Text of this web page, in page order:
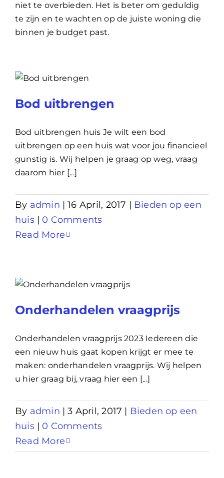
niet te overbieden. Het is beter om geduldig
te zijn en te wachten op de juiste woning die
binnen je budget past.
Bod uitbrengen
Bod uitbrengen huis Je wilt een bod
uitbrengen op een huis wat voor jou financieel
gunstig is. Wij helpen je graag op weg, vraag
daarom hier [...]
By admin | 16 April, 2017 | Bieden op een
huis | 0 Comments
Read More
Onderhandelen vraagprijs
Onderhandelen vraagprijs 2023 Iedereen die
een nieuw huis gaat kopen krijgt er mee te
maken: onderhandelen vraagprijs. Wij helpen
u hier graag bij, vraag hier een [...]
By admin | 3 April, 2017 | Bieden op een
huis | 0 Comments
Read More